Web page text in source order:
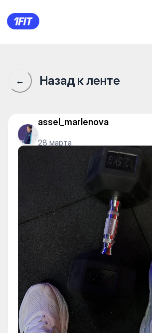
Underground Big
← Назад к ленте
assel_marlenova
28 марта